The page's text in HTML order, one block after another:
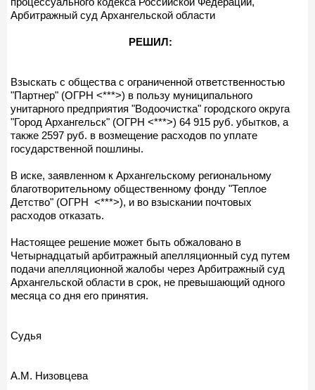
Арбитражный суд Архангельской области
РЕШИЛ:
Взыскать с общества с ограниченной ответственностью
"Партнер" (ОГРН <***>) в пользу муниципального
унитарного предприятия "Водоочистка" городского округа
"Город Архангельск" (ОГРН <***>) 64 915 руб. убытков, а
также 2597 руб. в возмещение расходов по уплате
государственной пошлины.
В иске, заявленном к Архангельскому региональному
благотворительному общественному фонду "Теплое
Детство" (ОГРН <***>), и во взыскании почтовых
расходов отказать.
Настоящее решение может быть обжаловано в
Четырнадцатый арбитражный апелляционный суд путем
подачи апелляционной жалобы через Арбитражный суд
Архангельской области в срок, не превышающий одного
месяца со дня его принятия.
Судья
А.М. Низовцева